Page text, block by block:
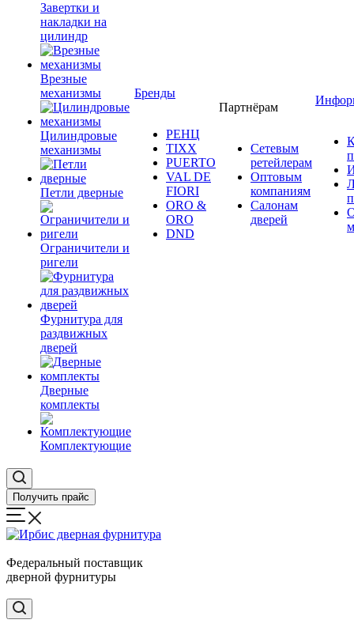
Завертки и
накладки на
цилиндр
Врезные
механизмы
Цилиндровые
механизмы
Петли дверные
Ограничители и
ригели
Фурнитура для
раздвижных
дверей
Дверные
комплекты
Комплектующие
Бренды
РЕНЦ
TIXX
PUERTO
VAL DE
FIORI
ORO &
ORO
DND
Партнёрам
Сетевым
ретейлерам
Оптовым
компаниям
Салонам
дверей
Получить прайс
Федеральный поставщик
дверной фурнитуры